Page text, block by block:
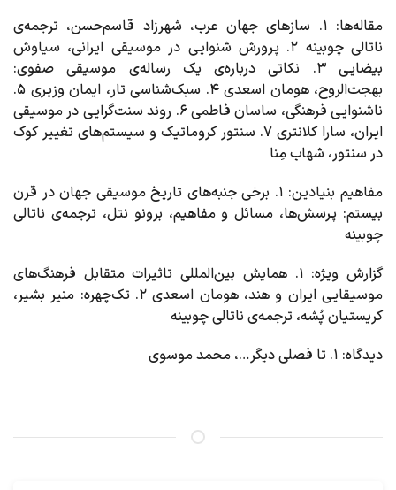
مقاله‌ها
: ۱. سازهای جهان عرب، شهرزاد قاسم‌حسن،‌ ترجمه‌ی
ناتالی چوبینه ۲. پرورش شنوایی در موسیقی ایرانی، سیاوش
بیضایی ۳. نکاتی درباره‌ی یک رساله‌ی موسیقی صفوی:
بهجت‌الروح، هومان اسعدی ۴. سبک‌شناسی تار، ایمان وزیری ۵.
ناشنوایی فرهنگی، ساسان فاطمی ۶. روند سنت‌گرایی در موسیقی
ایران، سارا کلانتری ۷. سنتور کروماتیک و سیستم‌های تغییر کوک
در سنتور، شهاب مِنا
مفاهیم بنیادین
: ۱. برخی جنبه‌های تاریخ‌ موسیقی جهان در قرن
بیستم: پرسش‌ها، مسائل و مفاهیم، برونو نتل، ترجمه‌ی ناتالی
چوبینه
گزارش ویژه
: ۱. همایش بین‌المللی تاثیرات متقابل فرهنگ‌های
موسیقایی ایران و هند، هومان اسعدی ۲. تک‌چهره: منیر بشیر،
کریستیان پُشه،‌ ترجمه‌ی ناتالی چوبینه
دیدگاه: ۱. تا فصلی دیگر…، محمد موسوی